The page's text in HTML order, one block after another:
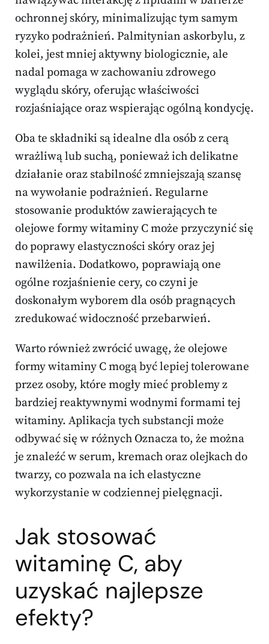
ochronnej skóry, minimalizując tym samym
ryzyko podrażnień. Palmitynian askorbylu, z
kolei, jest mniej aktywny biologicznie, ale
nadal pomaga w zachowaniu zdrowego
wyglądu skóry, oferując właściwości
rozjaśniające oraz wspierając ogólną kondycję.
Oba te składniki są idealne dla osób z cerą
wrażliwą lub suchą, ponieważ ich delikatne
działanie oraz stabilność zmniejszają szansę
na wywołanie podrażnień. Regularne
stosowanie produktów zawierających te
olejowe formy witaminy C może przyczynić się
do poprawy elastyczności skóry oraz jej
nawilżenia. Dodatkowo, poprawiają one
ogólne rozjaśnienie cery, co czyni je
doskonałym wyborem dla osób pragnących
zredukować widoczność przebarwień.
Warto również zwrócić uwagę, że olejowe
formy witaminy C mogą być lepiej tolerowane
przez osoby, które mogły mieć problemy z
bardziej reaktywnymi wodnymi formami tej
witaminy. Aplikacja tych substancji może
odbywać się w różnych Oznacza to, że można
je znaleźć w serum, kremach oraz olejkach do
twarzy, co pozwala na ich elastyczne
wykorzystanie w codziennej pielęgnacji.
Jak stosować
witaminę C, aby
uzyskać najlepsze
efekty?